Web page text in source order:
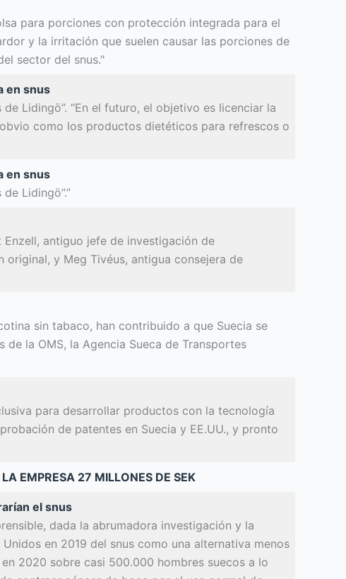
para porciones con protección integrada para el
y la irritación que suelen causar las porciones de
sector del snus."
en snus
Lidingö”. “En el futuro, el objetivo es licenciar la
como los productos dietéticos para refrescos o
en snus
Lidingö”.”
antiguo jefe de investigación de
y Meg Tivéus, antigua consejera de
sin tabaco, han contribuido a que Suecia se
la OMS, la Agencia Sueca de Transportes
para desarrollar productos con la tecnología
de patentes en Suecia y EE.UU., y pronto
EMPRESA 27 MILLONES DE SEK
el snus
dada la abrumadora investigación y la
en 2019 del snus como una alternativa menos
2020 sobre casi 500.000 hombres suecos a lo